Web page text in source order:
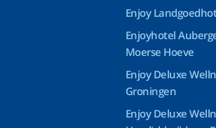
Enjoy
Enjoyhotel
Moerse Hoeve
Enjoy Deluxe
Groningen
Enjoy Deluxe